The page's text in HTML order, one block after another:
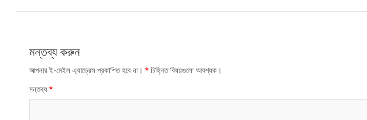
মন্তব্য করুন
আপনার ই-মেইল এ্যাড্রেস প্রকাশিত হবে না। * চিহ্নিত বিষয়গুলো আবশ্যক।
মন্তব্য *